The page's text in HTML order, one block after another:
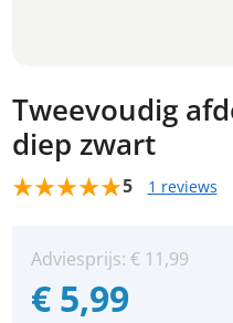
Tweevoudig
diep zwart
5 1 reviews
Adviesprijs: € 11,99
€ 5,99